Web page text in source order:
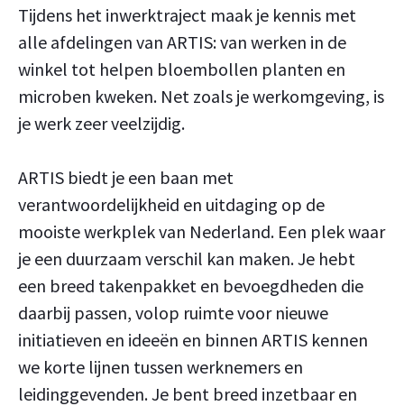
Tijdens het inwerktraject maak je kennis met
alle afdelingen van ARTIS: van werken in de
winkel tot helpen bloembollen planten en
microben kweken. Net zoals je werkomgeving, is
je werk zeer veelzijdig.
ARTIS biedt je een baan met
verantwoordelijkheid en uitdaging op de
mooiste werkplek van Nederland. Een plek waar
je een duurzaam verschil kan maken. Je hebt
een breed takenpakket en bevoegdheden die
daarbij passen, volop ruimte voor nieuwe
initiatieven en ideeën en binnen ARTIS kennen
we korte lijnen tussen werknemers en
leidinggevenden. Je bent breed inzetbaar en